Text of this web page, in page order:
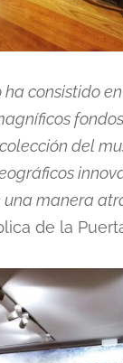
consistido
del
manera
de la